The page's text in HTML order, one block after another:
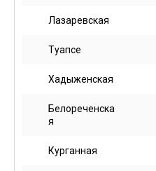
Лазаревская
Туапсе
Хадыженская
Белореченска
я
Курганная